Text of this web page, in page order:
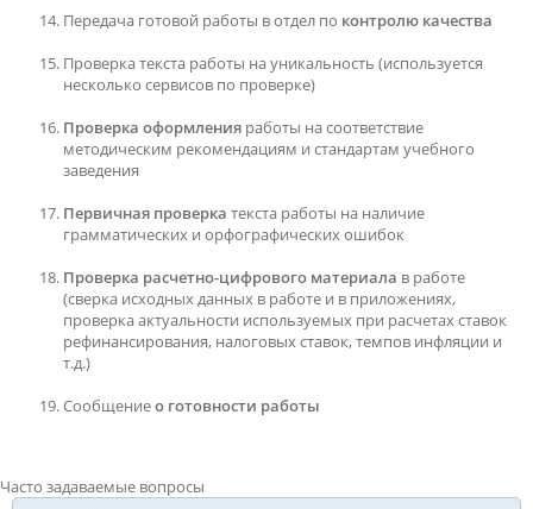
Передача готовой работы в отдел по контролю качества
Проверка текста работы на уникальность (используется
несколько сервисов по проверке)
Проверка оформления работы на соответствие
методическим рекомендациям и стандартам учебного
заведения
Первичная проверка текста работы на наличие
грамматических и орфографических ошибок
Проверка расчетно-цифрового материала в работе
(сверка исходных данных в работе и в приложениях,
проверка актуальности используемых при расчетах ставок
рефинансирования, налоговых ставок, темпов инфляции и
т.д.)
Сообщениео готовности работы
Часто задаваемые вопросы